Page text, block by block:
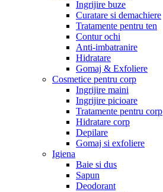
Ingrijire buze
Curatare si demachiere
Tratamente pentru ten
Contur ochi
Anti-imbatranire
Hidratare
Gomaj & Exfoliere
Cosmetice pentru corp
Ingrijire maini
Ingrijire picioare
Tratamente pentru corp
Hidratare corp
Depilare
Gomaj si exfoliere
Igiena
Baie si dus
Sapun
Deodorant